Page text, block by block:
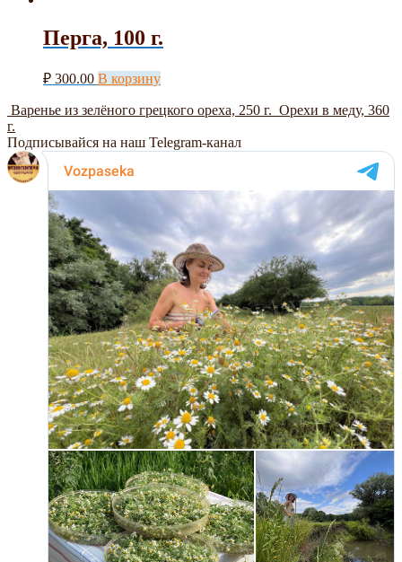
Перга, 100 г.
₽ 300.00 В корзину
Варенье из зелёного грецкого ореха, 250 г. Орехи в меду, 360
г.
Подписывайся на наш Telegram-канал